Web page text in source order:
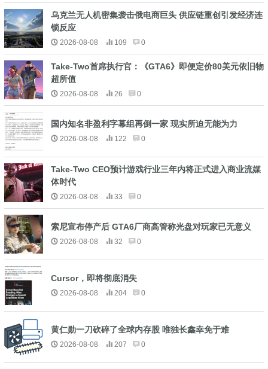
乌克兰无人机密集袭击俄电商巨头 供应链重创引发经济连
锁反应
2026-08-08 109 0
Take-Two首席执行官：《GTA6》即便定价80美元依旧物
超所值
2026-08-08 26 0
国内知名非盈利字幕组再倒一家 现实所迫无能为力
2026-08-08 122 0
Take-Two CEO预计游戏行业三年内将正式进入商业流媒
体时代
2026-08-08 33 0
索尼宣布停产后 GTA6厂商高管称光盘对玩家已无意义
2026-08-08 32 0
Cursor，即将彻底消失
2026-08-08 204 0
黄仁勋一刀砍碎了全球内存股 唯独长鑫幸免于难
2026-08-08 207 0